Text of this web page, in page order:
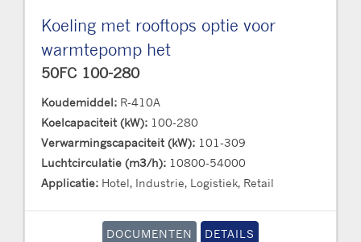
Koeling met rooftops optie voor
warmtepomp het
50FC 100-280
Koudemiddel: R-410A
Koelcapaciteit (kW): 100-280
Verwarmingscapaciteit (kW): 101-309
Luchtcirculatie (m3/h): 10800-54000
Applicatie: Hotel, Industrie, Logistiek, Retail
DOCUMENTEN DETAILS